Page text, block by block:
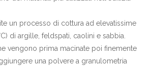
un processo di cottura ad elevatissime
di argille, feldspati, caolini e sabbia.
vengono prima macinate poi finemente
una polvere a granulometria